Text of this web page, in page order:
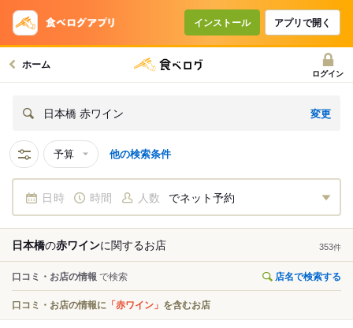
インストール アプリで開く
ホーム
ログイン
日本橋 赤ワイン 変更
予算 他の検索条件
日時 時間 人数 でネット予約
日本橋の赤ワインに関するお店 353件
口コミ・お店の情報 で検索 店名で検索する
口コミ・お店の情報に 「赤ワイン」 を含むお店